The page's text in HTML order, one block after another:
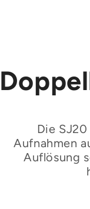
Die
Aufnahmen
Auflösung